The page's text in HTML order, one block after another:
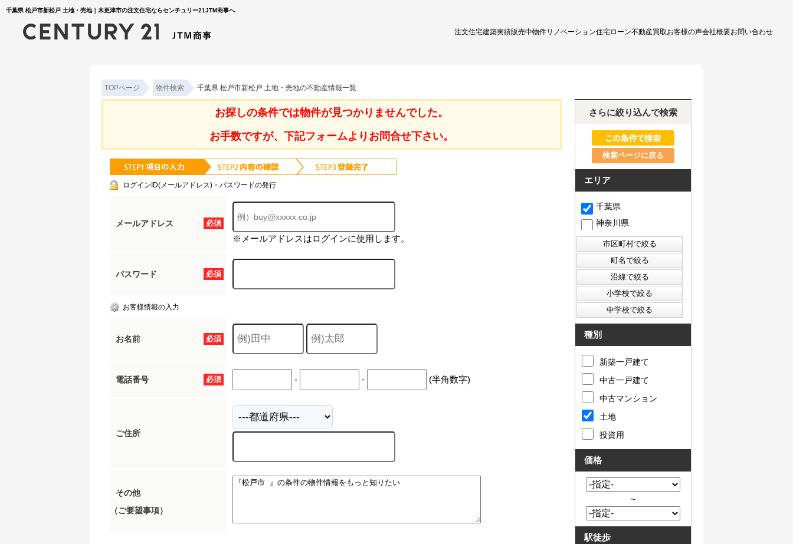
千葉県 松戸市新松戸 土地・売地｜木更津市の注文住宅ならセンチュリー21JTM商事へ
注文住宅建築実績販売中物件リノベーション住宅ローン不動産買取お客様の声会社概要お問い合わせ
TOPページ 物件検索 千葉県 松戸市新松戸 土地・売地の不動産情報一覧
お探しの条件では物件が見つかりませんでした。
お手数ですが、下記フォームよりお問合せ下さい。
ログインID(メールアドレス)・パスワードの発行
必須
メールアドレス
※メールアドレスはログインに使用します。
必須
パスワード
お客様情報の入力
必須
お名前
必須
電話番号 - - (半角数字)
ご住所
その他
（ご要望事項）
さらに絞り込んで検索
検索ページに戻る
エリア
千葉県
神奈川県
種別
新築一戸建て
中古一戸建て
中古マンション
土地
投資用
価格
～
駅徒歩